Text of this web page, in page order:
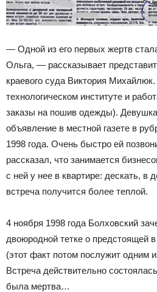
— Одной из его первых жертв
Ольга, — рассказывает
краевого суда Виктория
технологическом институте и
заказы на пошив одежды).
объявление в местной газете в
1998 года. Очень быстро ей
рассказал, что занимается
с ней у нее в квартире: дескать, в
встреча получится более теплой.
4 ноября 1998 года Болховский
двоюродной тетке о предстоящей
(этот факт потом послужит одним
Встреча действительно
была мертва…